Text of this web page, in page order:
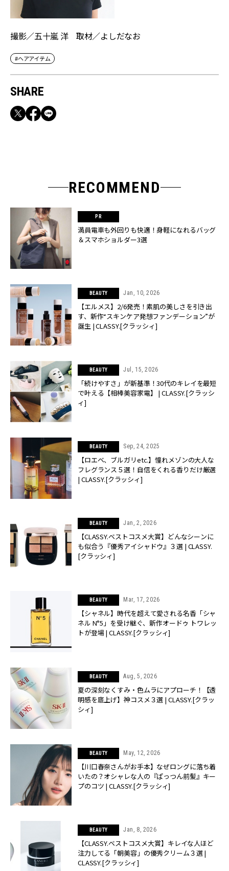
撮影／五十嵐 洋 取材／よしだなお
#ヘアアイテム
SHARE
RECOMMEND
満員電車も外回りも快適！身軽になれるバッグ
＆スマホショルダー3選
BEAUTY Jan, 10, 2026
【エルメス】2/6発売！素肌の美しさを引き出
す、新作“スキンケア発想ファンデーション”が
誕生 | CLASSY.[クラッシィ]
BEAUTY Jul, 15, 2026
「続けやすさ」が新基準！30代のキレイを最短
で叶える【相棒美容家電】 | CLASSY.[クラッシ
ィ]
BEAUTY Sep, 24, 2025
【ロエベ、ブルガリetc.】憧れメゾンの大人な
フレグランス５選！自信をくれる香りだけ厳選
| CLASSY.[クラッシィ]
BEAUTY Jan, 2, 2026
【CLASSY.ベストコスメ大賞】どんなシーンに
も似合う『優秀アイシャドウ』３選 | CLASSY.
[クラッシィ]
BEAUTY Mar, 17, 2026
【シャネル】時代を超えて愛される名香「シャ
ネル N°5」を受け継ぐ、新作オードゥ トワレッ
トが登場 | CLASSY.[クラッシィ]
BEAUTY Aug, 5, 2026
夏の深刻なくすみ・色ムラにアプローチ！【透
明感を底上げ】神コスメ３選 | CLASSY.[クラッ
シィ]
BEAUTY May, 12, 2026
【川口春奈さんがお手本】なぜロングに落ち着
いたの？オシャレな人の『ぱっつん前髪』キー
プのコツ | CLASSY.[クラッシィ]
BEAUTY Jan, 8, 2026
【CLASSY.ベストコスメ大賞】キレイな人ほど
注力してる「朝美容」の優秀クリーム３選 |
CLASSY.[クラッシィ]